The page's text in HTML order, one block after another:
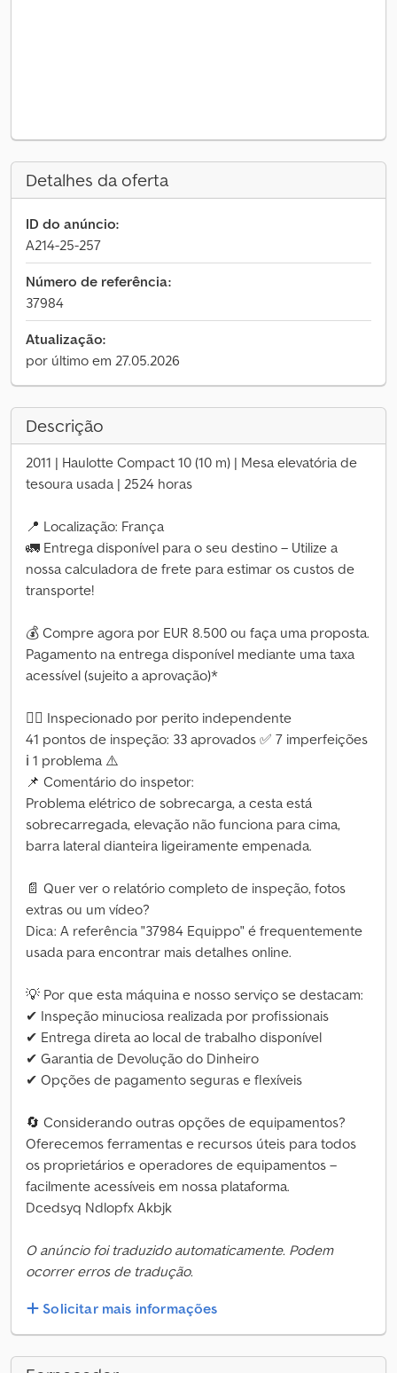
Detalhes da oferta
ID do anúncio:
A214-25-257
Número de referência:
37984
Atualização:
por último em 27.05.2026
Descrição
2011 | Haulotte Compact 10 (10 m) | Mesa elevatória de
tesoura usada | 2524 horas
📍 Localização: França
🚛 Entrega disponível para o seu destino – Utilize a
nossa calculadora de frete para estimar os custos de
transporte!
💰 Compre agora por EUR 8.500 ou faça uma proposta.
Pagamento na entrega disponível mediante uma taxa
acessível (sujeito a aprovação)*
👷‍♂️ Inspecionado por perito independente
41 pontos de inspeção: 33 aprovados ✅ 7 imperfeições
ℹ️ 1 problema ⚠️
📌 Comentário do inspetor:
Problema elétrico de sobrecarga, a cesta está
sobrecarregada, elevação não funciona para cima,
barra lateral dianteira ligeiramente empenada.
📄 Quer ver o relatório completo de inspeção, fotos
extras ou um vídeo?
Dica: A referência "37984 Equippo" é frequentemente
usada para encontrar mais detalhes online.
💡 Por que esta máquina e nosso serviço se destacam:
✔ Inspeção minuciosa realizada por profissionais
✔ Entrega direta ao local de trabalho disponível
✔ Garantia de Devolução do Dinheiro
✔ Opções de pagamento seguras e flexíveis
🔄 Considerando outras opções de equipamentos?
Oferecemos ferramentas e recursos úteis para todos
os proprietários e operadores de equipamentos –
facilmente acessíveis em nossa plataforma.
Dcedsyq Ndlopfx Akbjk
O anúncio foi traduzido automaticamente. Podem
ocorrer erros de tradução.
Solicitar mais informações